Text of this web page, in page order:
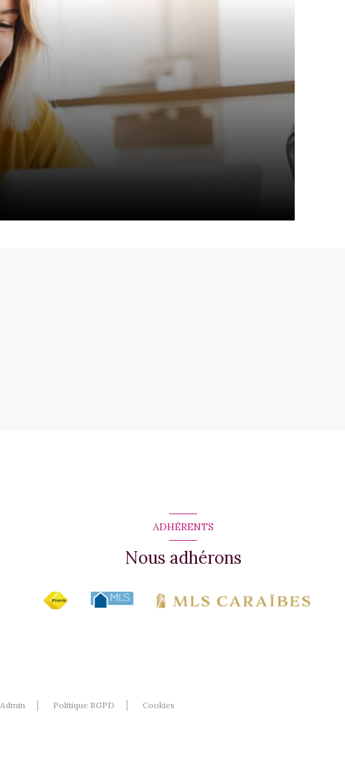
ADHÉRENTS
Nous adhérons
Admin Politique RGPD Cookies